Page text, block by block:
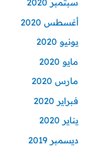
أغسطس 2020
يونيو 2020
مايو 2020
مارس 2020
فبراير 2020
يناير 2020
ديسمبر 2019